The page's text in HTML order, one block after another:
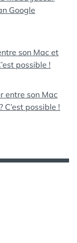
Google
son Mac et
possible !
entre son Mac
C’est possible !